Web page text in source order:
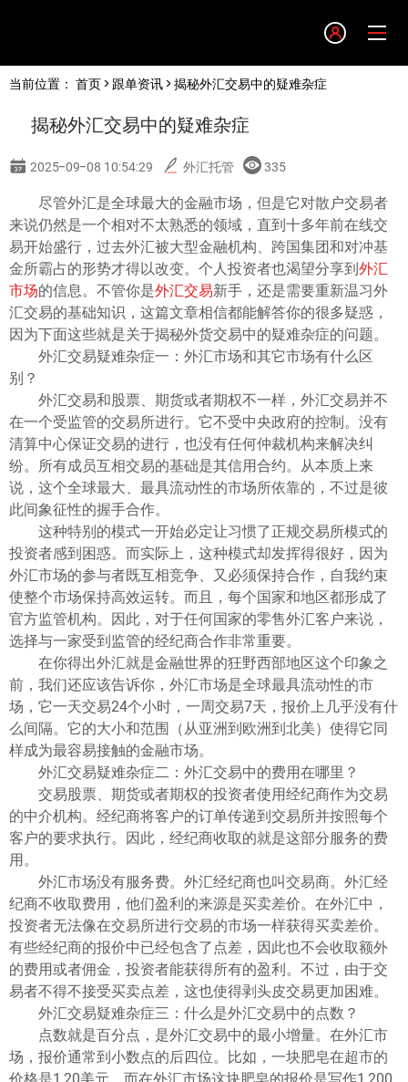
English
繁體中文
한글
日本語
Tiếng việt
ไทย
当前位置： 首页> 跟单资讯> 揭秘外汇交易中的疑难杂症
揭秘外汇交易中的疑难杂症
2025-09-08 10:54:29 外汇托管 335
尽管外汇是全球最大的金融市场，但是它对散户交易者
来说仍然是一个相对不太熟悉的领域，直到十多年前在线交
易开始盛行，过去外汇被大型金融机构、跨国集团和对冲基
金所霸占的形势才得以改变。个人投资者也渴望分享到外汇
市场的信息。不管你是外汇交易新手，还是需要重新温习外
汇交易的基础知识，这篇文章相信都能解答你的很多疑惑，
因为下面这些就是关于揭秘外货交易中的疑难杂症的问题。
外汇交易疑难杂症一：外汇市场和其它市场有什么区
别？
外汇交易和股票、期货或者期权不一样，外汇交易并不
在一个受监管的交易所进行。它不受中央政府的控制。没有
清算中心保证交易的进行，也没有任何仲裁机构来解决纠
纷。所有成员互相交易的基础是其信用合约。从本质上来
说，这个全球最大、最具流动性的市场所依靠的，不过是彼
此间象征性的握手合作。
这种特别的模式一开始必定让习惯了正规交易所模式的
投资者感到困惑。而实际上，这种模式却发挥得很好，因为
外汇市场的参与者既互相竞争、又必须保持合作，自我约束
使整个市场保持高效运转。而且，每个国家和地区都形成了
官方监管机构。因此，对于任何国家的零售外汇客户来说，
选择与一家受到监管的经纪商合作非常重要。
在你得出外汇就是金融世界的狂野西部地区这个印象之
前，我们还应该告诉你，外汇市场是全球最具流动性的市
场，它一天交易24个小时，一周交易7天，报价上几乎没有什
么间隔。它的大小和范围（从亚洲到欧洲到北美）使得它同
样成为最容易接触的金融市场。
外汇交易疑难杂症二：外汇交易中的费用在哪里？
交易股票、期货或者期权的投资者使用经纪商作为交易
的中介机构。经纪商将客户的订单传递到交易所并按照每个
客户的要求执行。因此，经纪商收取的就是这部分服务的费
用。
外汇市场没有服务费。外汇经纪商也叫交易商。外汇经
纪商不收取费用，他们盈利的来源是买卖差价。在外汇中，
投资者无法像在交易所进行交易的市场一样获得买卖差价。
有些经纪商的报价中已经包含了点差，因此也不会收取额外
的费用或者佣金，投资者能获得所有的盈利。不过，由于交
易者不得不接受买卖点差，这也使得剥头皮交易更加困难。
外汇交易疑难杂症三：什么是外汇交易中的点数？
点数就是百分点，是外汇交易中的最小增量。在外汇市
场，报价通常到小数点的后四位。比如，一块肥皂在超市的